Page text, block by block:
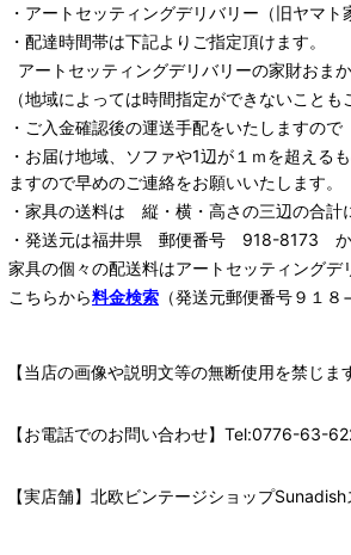
・ アートセッティングデリバリー （旧ヤマト
・配達時間帯は下記よりご指定頂けます。
アートセッティングデリバリーの家財おま
（地域によっては時間指定ができないこと
・ご入金確認後の運送手配をいたしますの
・お届け地域、ソファや1辺が１ｍを超える
ますので早めのご連絡をお願いいたします。
・家具の送料は 縦・横・高さの三辺の合計
・発送元は福井県 郵便番号 918-8173 か
家具の個々の配送料はアートセッティングデ
こちらから料金検索 （発送元郵便番号９１８
【当店の画像や説明文等の無断使用を禁じま
【お電話でのお問い合わせ】Tel:0776-63-
【実店舗】北欧ビンテージショップ